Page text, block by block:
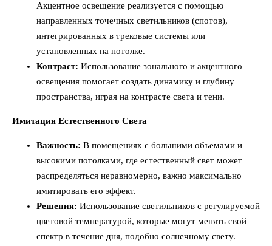
Акцентное освещение реализуется с помощью
направленных точечных светильников (спотов),
интегрированных в трековые системы или
установленных на потолке.
Контраст: Использование зонального и акцентного
освещения помогает создать динамику и глубину
пространства, играя на контрасте света и тени.
Имитация Естественного Света
Важность: В помещениях с большими объемами и
высокими потолками, где естественный свет может
распределяться неравномерно, важно максимально
имитировать его эффект.
Решения: Использование светильников с регулируемой
цветовой температурой, которые могут менять свой
спектр в течение дня, подобно солнечному свету.